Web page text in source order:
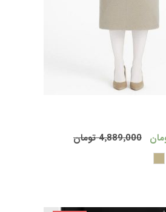
خرید 4٬889٬000 تومان